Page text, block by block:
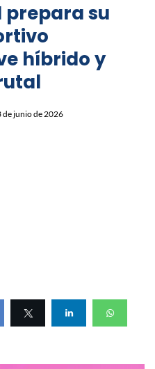
prepara su
híbrido y
de junio de 2026